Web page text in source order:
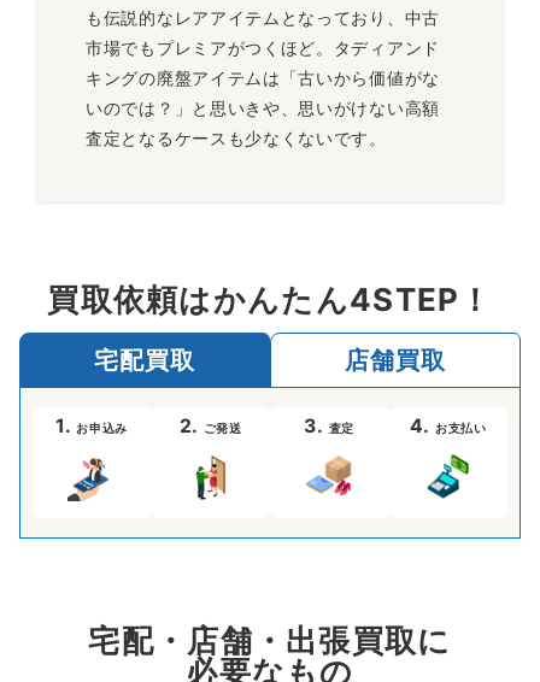
も伝説的なレアアイテムとなっており、中古
市場でもプレミアがつくほど。タディアンド
キングの廃盤アイテムは「古いから価値がな
いのでは？」と思いきや、思いがけない高額
査定となるケースも少なくないです。
買取依頼はかんたん4STEP！
宅配買取 店舗買取
1.お申込み 2. ご発送 3. 査定 4. お支払い
宅配・店舗・出張買取に
必要なもの